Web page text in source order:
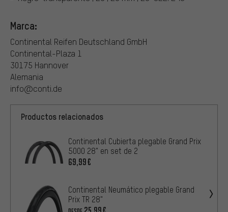
Marca:
Continental Reifen Deutschland GmbH
Continental-Plaza 1
30175 Hannover
Alemania
info@conti.de
Productos relacionados
Continental Cubierta plegable Grand Prix
5000 28" en set de 2
69,99€
Continental Neumático plegable Grand
Prix TR 28"